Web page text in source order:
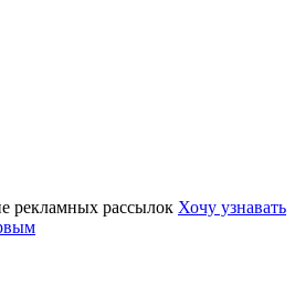
рекламных рассылок Хочу узнавать